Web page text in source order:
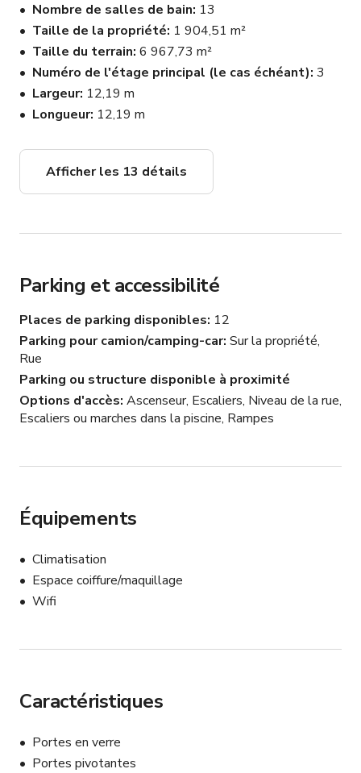
Au-delà de son charme résidentiel, ce refuge de luxe se
transforme en lieu ultime pour des événements
extraordinaires. Des mariages somptueux aux soirées
exclusives, il a accueilli l'élite du luxe, y compris des
marques de mode renommées, des icônes du
divertissement et des célébrités de premier plan. Avec
rassemblements inoubliables d'une sophistication sans
pareille.
chérir et admirer pour les générations à venir.
Ce manoir de luxe est disponible pour des événements,
réunions et séances photo/film.
Nombre de salles de bain 13
Taille de la propriété 1 904,51 m²
Taille du terrain 6 967,73 m²
Numéro de l'étage principal (le cas échéant) 3
Largeur 12,19 m
Longueur 12,19 m
Afficher les 13 détails
Parking et accessibilité
Places de parking disponibles 12
Parking pour camion/camping-car Sur la propriété,
Rue
Parking ou structure disponible à proximité
Options d'accès Ascenseur, Escaliers, Niveau de la rue,
Escaliers ou marches dans la piscine, Rampes
Équipements
Climatisation
Espace coiffure/maquillage
Wifi
Caractéristiques
Portes en verre
Portes pivotantes